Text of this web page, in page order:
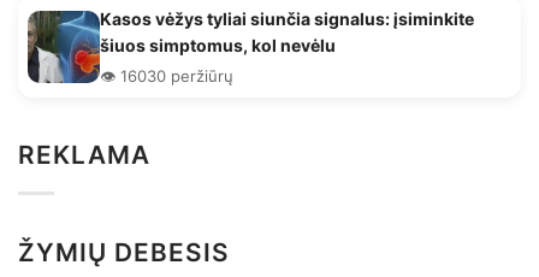
Kasos vėžys tyliai siunčia signalus: įsiminkite
šiuos simptomus, kol nevėlu
👁️ 16030 peržiūrų
REKLAMA
ŽYMIŲ DEBESIS